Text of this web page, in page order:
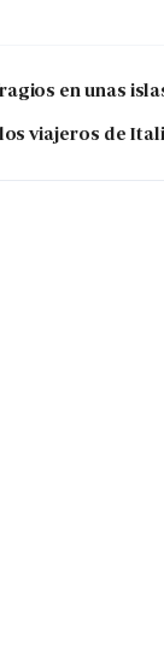
en unas
viajeros de